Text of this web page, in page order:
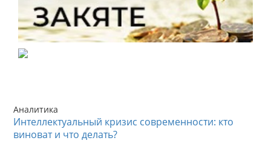
Аналитика
Интеллектуальный кризис современности: кто
виноват и что делать?